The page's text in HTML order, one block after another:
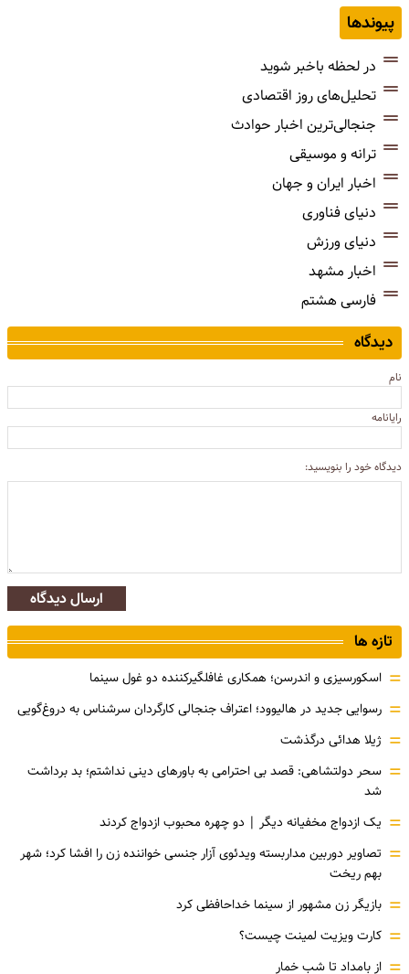
پیوندها
در لحظه باخبر شوید
تحلیل‌های روز اقتصادی
جنجالی‌ترین اخبار حوادث
ترانه و موسیقی
اخبار ایران و جهان
دنیای فناوری
دنیای ورزش
اخبار مشهد
فارسی هشتم
دیدگاه
نام
رایانامه
دیدگاه خود را بنویسید:
ارسال دیدگاه
تازه ها
= اسکورسیزی و اندرسن؛ همکاری غافلگیرکننده دو غول سینما
= رسوایی جدید در هالیوود؛ اعتراف جنجالی کارگردان سرشناس به دروغ‌گویی
= ژیلا هدائی درگذشت
= سحر دولتشاهی: قصد بی احترامی به باورهای دینی نداشتم؛ بد برداشت
شد
= یک ازدواج مخفیانه دیگر | دو چهره محبوب ازدواج کردند
= تصاویر دوربین مداربسته ویدئوی آزار جنسی خواننده زن را افشا کرد؛ شهر
بهم ریخت
= بازیگر زن مشهور از سینما خداحافظی کرد
= کارت ویزیت لمینت چیست؟
از بامداد تا شب خمار